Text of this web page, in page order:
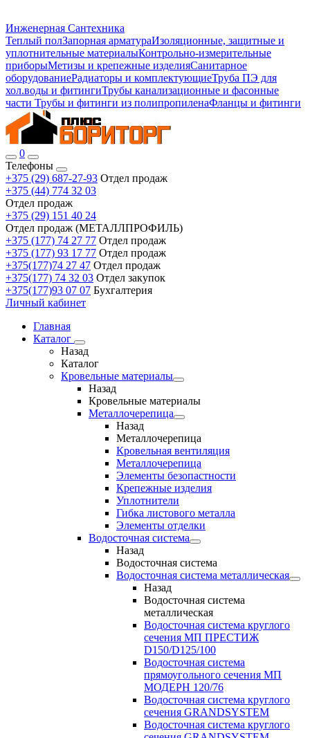
Инженерная Сантехника
Теплый полЗапорная арматураИзоляционные, защитные и
уплотнительные материалыКонтрольно-измерительные
приборыМетизы и крепежные изделияСанитарное
оборудованиеРадиаторы и комплектующиеТруба ПЭ для
хол.воды и фитингиТрубы канализационные и фасонные
части Трубы и фитинги из полипропиленаФланцы и фитинги
0
Телефоны
+375 (29) 687-27-93 Отдел продаж
+375 (44) 774 32 03
Отдел продаж
+375 (29) 151 40 24
Отдел продаж (МЕТАЛЛПРОФИЛЬ)
+375 (177) 74 27 77 Отдел продаж
+375 (177) 93 17 77 Отдел продаж
+375(177)74 27 47 Отдел продаж
+375(177) 74 32 03 Отдел закупок
+375(177)93 07 07 Бухгалтерия
Личный кабинет
Главная
Каталог
Назад
Каталог
Кровельные материалы
Назад
Кровельные материалы
Металлочерепица
Назад
Металлочерепица
Кровельная вентиляция
Металлочерепица
Элементы безопастности
Крепежные изделия
Уплотнители
Гибка листового металла
Элементы отделки
Водосточная система
Назад
Водосточная система
Водосточная система металлическая
Назад
Водосточная система
металлическая
Водосточная система круглого
сечения МП ПРЕСТИЖ
D150/D125/100
Водосточная система
прямоугольного сечения МП
МОДЕРН 120/76
Водосточная система круглого
сечения GRANDSYSTEM
Водосточная система круглого